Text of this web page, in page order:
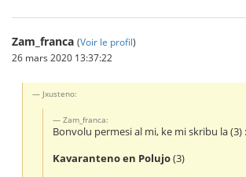
Zam_franca (Voir le profil)
26 mars 2020 13:37:22
Jxusteno:
Zam_franca:
Bonvolu permesi al mi, ke mi skribu la (3) :
Kavaranteno en Polujo(3)